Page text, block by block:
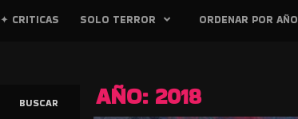
✦ CRITICAS SOLO TERROR ORDENAR POR AÑO
AÑO: 2018